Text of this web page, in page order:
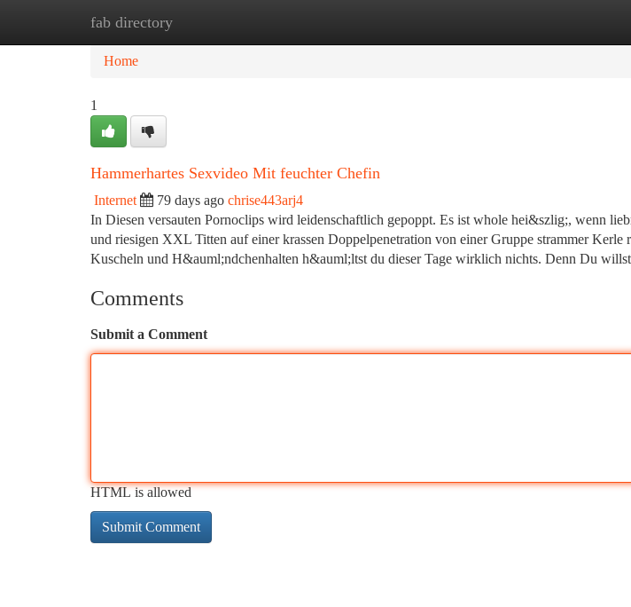
fab directory
Home
Home
1
Hammerhartes Sexvideo Mit feuchter Chefin
Internet 79 days ago chrise443arj4
In Diesen versauten Pornoclips wird leidenschaftlich gepoppt. Es ist whole hei&szlig;, wenn
und riesigen XXL Titten auf einer krassen Doppelpenetration von einer Gruppe strammer
Kuscheln und H&auml;ndchenhalten h&auml;ltst du dieser Tage wirklich nichts. Denn Du
Comments
Submit a Comment
HTML is allowed